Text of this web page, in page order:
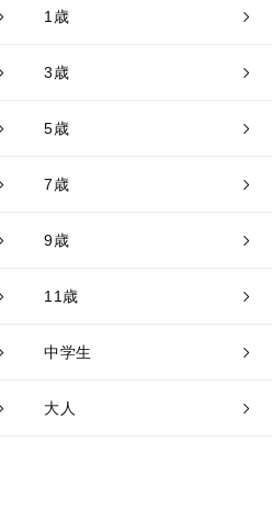
1歳
3歳
5歳
7歳
9歳
11歳
中学生
大人